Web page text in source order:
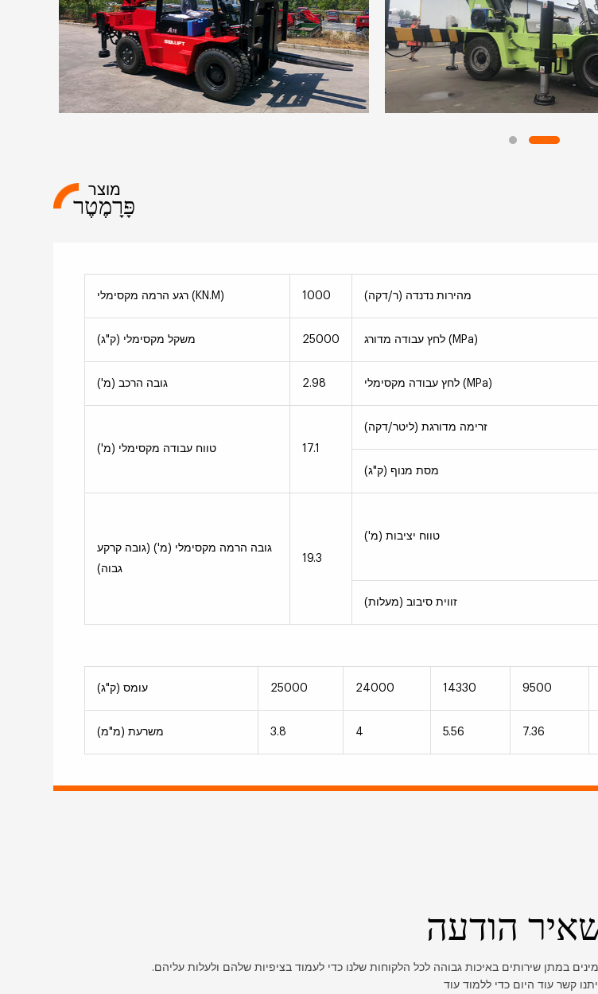
מוצר
פָּרָמֶטֶר
רגע הרמה מקסימלי (KN.M) 1000 מהירות נדנדה (ר/דקה)
משקל מקסימלי (ק"ג) 25000 לחץ עבודה מדורג (MPa)
גובה הרכב (מ') 2.98 לחץ עבודה מקסימלי (MPa)
טווח עבודה מקסימלי (מ') 17.1
זרימה מדורגת (ליטר/דקה)
מסת מנוף (ק"ג)
גובה הרמה מקסימלי (מ') (גובה קרקע
גבוה)
19.3
טווח יציבות (מ')
זווית סיבוב (מעלות)
עומס (ק"ג) 25000 24000 14330 9500
משרעת (מ"מ) 3.8 4 5.56 7.36
הודעה
במתן שירותים באיכות גבוהה לכל הלקוחות שלנו כדי לעמוד בציפיות שלהם ולעלות עליהם.